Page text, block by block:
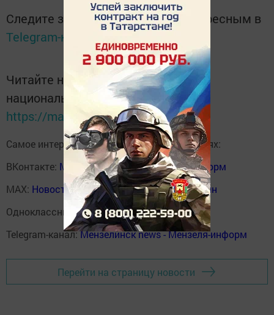
Следите за самым важным и интересным в
Telegram-канале
Татмедиа
Читайте новости Татарстана в
национальном мессенджере MАХ:
https://max.ru/tatmedia
Самое интересное в наших социальных сетях:
ВКонтакте: Мензелинск news - Мензеля-информ
MAX: Новости Мензелинска - Мензеля онлайн
Одноклассники:ok.ru/menzelinsk
Telegram-канал:Мензелинск news - Мензеля-информ
Перейти на страницу новости